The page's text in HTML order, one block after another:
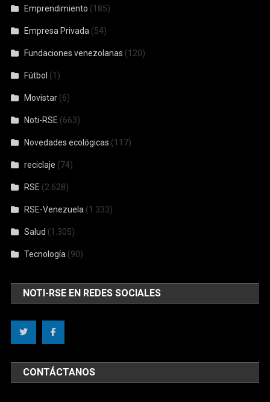
Emprendimiento (185)
Empresa Privada (54)
Fundaciones venezolanas (120)
Fútbol (1)
Movistar (6)
Noti-RSE (663)
Novedades ecológicas (117)
reciclaje (74)
RSE (2.628)
RSE-Venezuela (1.333)
Salud (1.305)
Tecnología (90)
NOTI-RSE EN REDES SOCIALES
CONTÁCTANOS